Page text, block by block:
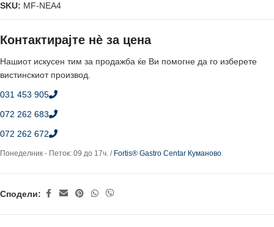
SKU: MF-NEA4
Контактирајте нè за цена
Нашиот искусен тим за продажба ќе Ви помогне да го изберете
вистинскиот производ.
031 453 905
072 262 683
072 262 672
Понеделник - Петок: 09 до 17ч. / Fortis® Gastro Centar Куманово
Сподели: